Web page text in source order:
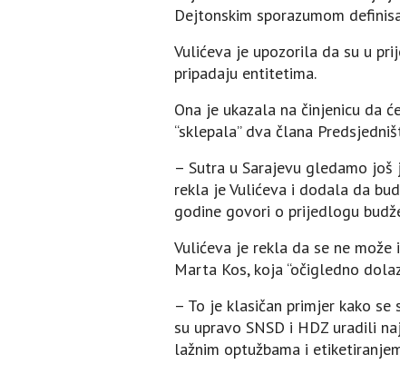
Dejtonskim sporazumom
Vulićeva je upozorila da su u
pripadaju entitetima.
Ona je ukazala na činjenicu da
“sklepala” dva člana
– Sutra u Sarajevu gledamo
rekla je Vulićeva i dodala da
godine govori o prijedlogu
Vulićeva je rekla da se ne
Marta Kos, koja “očigledno
– To je klasičan primjer kako
su upravo SNSD i HDZ uradili
lažnim optužbama i